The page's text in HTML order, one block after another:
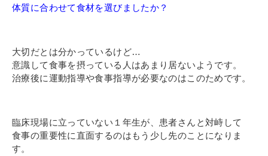
体質に合わせて食材を選びましたか？
大切だとは分かっているけど…
意識して食事を摂っている人はあまり居ないようです。
治療後に運動指導や食事指導が必要なのはこのためです。
臨床現場に立っていない１年生が、患者さんと対峙して
食事の重要性に直面するのは もう少し先のことになりま
す。